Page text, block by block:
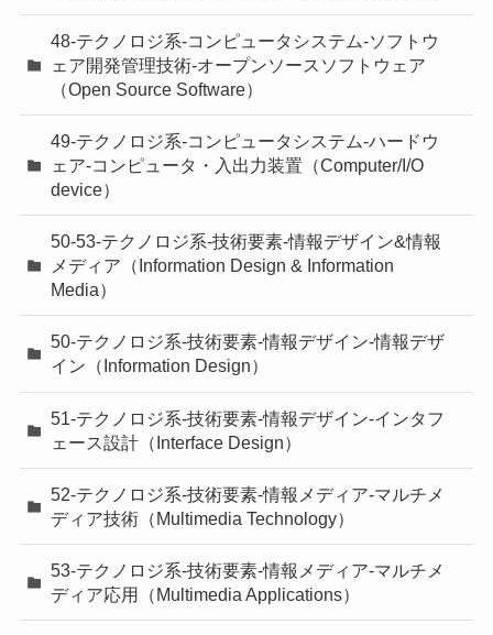
48-テクノロジ系-コンピュータシステム-ソフトウ
ェア開発管理技術-オープンソースソフトウェア
（Open Source Software）
49-テクノロジ系-コンピュータシステム-ハードウ
ェア-コンピュータ・入出力装置（Computer/I/O
device）
50-53-テクノロジ系-技術要素-情報デザイン&情報
メディア（Information Design & Information
Media）
50-テクノロジ系-技術要素-情報デザイン-情報デザ
イン（Information Design）
51-テクノロジ系-技術要素-情報デザイン-インタフ
ェース設計（Interface Design）
52-テクノロジ系-技術要素-情報メディア-マルチメ
ディア技術（Multimedia Technology）
53-テクノロジ系-技術要素-情報メディア-マルチメ
ディア応用（Multimedia Applications）